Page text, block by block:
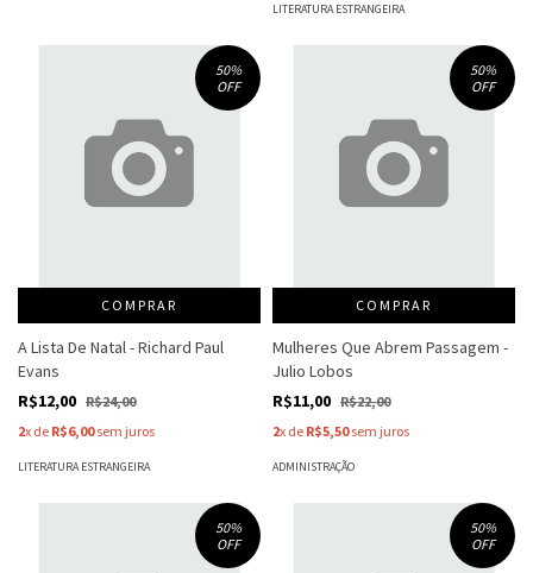
LITERATURA ESTRANGEIRA
50%
OFF
COMPRAR
A Lista De Natal - Richard Paul
Evans
R$12,00 R$24,00
2x de R$6,00sem juros
LITERATURA ESTRANGEIRA
50%
OFF
COMPRAR
Mulheres Que Abrem Passagem -
Julio Lobos
R$11,00 R$22,00
2x de R$5,50sem juros
ADMINISTRAÇÃO
50%
OFF
50%
OFF